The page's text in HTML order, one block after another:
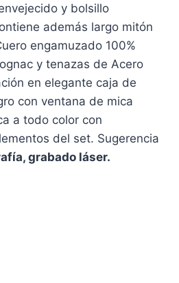
y bolsillo
además largo mitón
engamuzado 100%
y tenazas de Acero
en elegante caja de
con ventana de mica
a todo color con
del set. Sugerencia
grabado láser.